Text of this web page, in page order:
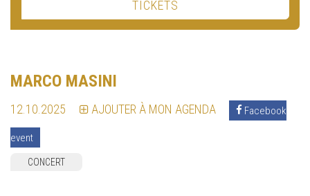
TICKETS
MARCO MASINI
12.10.2025 AJOUTER À MON AGENDA Facebook
event
CONCERT